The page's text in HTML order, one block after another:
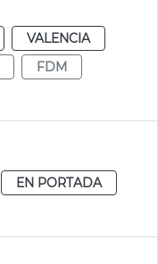
VALENCIA
FDM
EN PORTADA